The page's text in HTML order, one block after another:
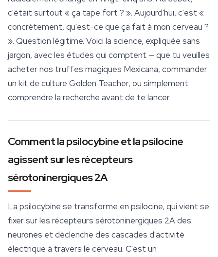
c'était surtout « ça tape fort ? ». Aujourd'hui, c'est «
concrètement, qu'est-ce que ça fait à mon cerveau ?
». Question légitime. Voici la science, expliquée sans
jargon, avec les études qui comptent — que tu veuilles
acheter nos truffes magiques Mexicana, commander
un kit de culture Golden Teacher, ou simplement
comprendre la recherche avant de te lancer.
Comment la psilocybine et la psilocine
agissent sur les récepteurs
sérotoninergiques 2A
La psilocybine se transforme en psilocine, qui vient se
fixer sur les récepteurs sérotoninergiques 2A des
neurones et déclenche des cascades d'activité
électrique à travers le cerveau. C'est un